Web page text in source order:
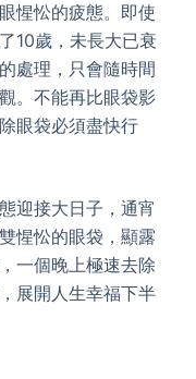
惺忪的疲態。即使
10歲，未長大已衰
處理，只會隨時間
。不能再比眼袋影
眼袋必須盡快行
迎接大日子，通宵
惺忪的眼袋，顯露
一個晚上極速去除
展開人生幸福下半